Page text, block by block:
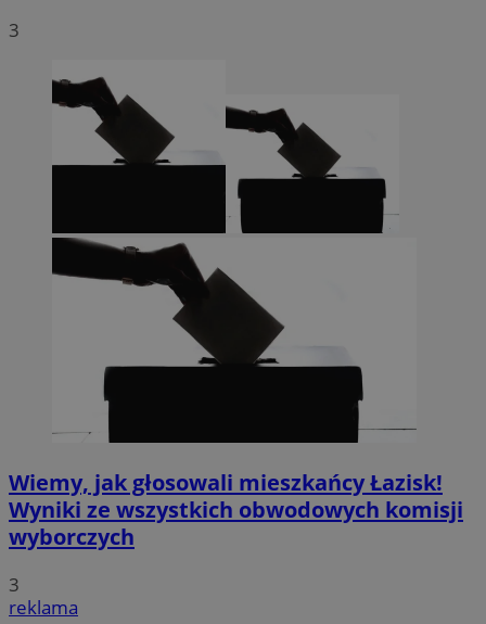
3
Wiemy, jak głosowali mieszkańcy Łazisk!
Wyniki ze wszystkich obwodowych komisji
wyborczych
3
reklama